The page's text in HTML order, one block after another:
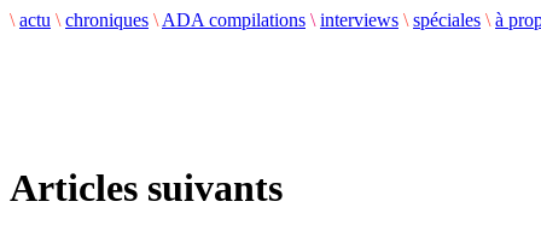
\ actu \ chroniques \ ADA compilations \ interviews \ spéciales \ à
Articles suivants